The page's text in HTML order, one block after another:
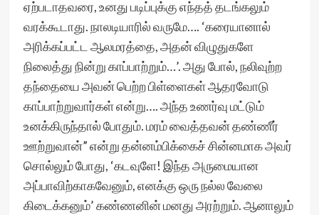
ஏற்படாதவரை, உனது படிப்புக்கு எந்தத் தடங்கலும்
வரக்கூடாது. நாலடியாரில் வருமே…. ‘கரையானால்
அரிக்கப்பட்ட ஆலமரத்தை, அதன் விழுதுகளே
நிலைத்து நின்று காப்பாற்றும்…’. அது போல், நலிவுற்ற
தந்தையை அவன் பெற்ற பிள்ளைகள் ஆதரவோடு
காப்பாற்றுவார்கள் என்று…. அந்த உணர்வு மட்டும்
உனக்கிருந்தால் போதும். மரம் வைத்தவன் தண்ணீர்
ஊற்றுவான்” என்று தன்னம்பிக்கைச் சின்னமாக அவர்
சொல்லும் போது, ‘கடவுளே! இந்த அருமையான
அப்பாவிற்காகவேனும், எனக்கு ஒரு நல்ல வேலை
கிடைக்கனும்’ கண்ணனின் மனது அரற்றும். ஆனாலும்